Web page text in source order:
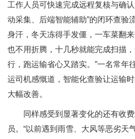
工作人员可快速完成远程复核与确
动采集、后端智能辅助”的闭环查验
身汗，冬天冻得手发僵，一车菜翻
也不用折腾，十几秒就能完成扫描
行，跑运输省心又踏实。”一名常年
运司机感慨道，智能化查验让运输
大幅改善。
同样感受到显著变化的还有收
员。“以前遇到雨雪、大风等恶劣天